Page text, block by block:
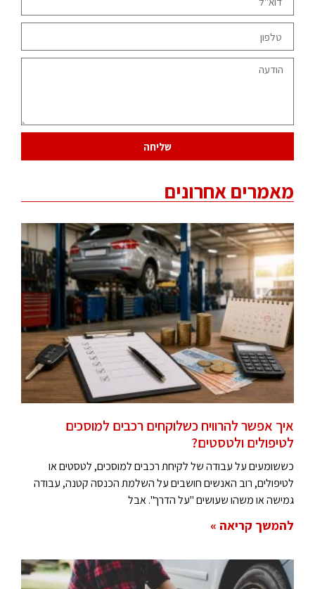
שליחה
מאמרים אחרונים
איך אפשר להרוויח כשלוקחים רכבים למוסכים
לטיפולים ולטסטים?
כששומעים על עבודה של לקיחת רכבים למוסכים, לטסטים או
לטיפולים, רוב האנשים חושבים על השלמת הכנסה קטנה, עבודה
גמישה או משהו שעושים "על הדרך". אבל
להמשך קריאה »